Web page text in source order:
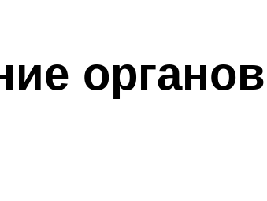
органов